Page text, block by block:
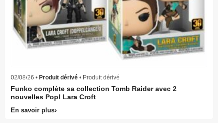
02/08/26 • Produit dérivé • Produit dérivé
Funko complète sa collection Tomb Raider avec 2
nouvelles Pop! Lara Croft
En savoir plus